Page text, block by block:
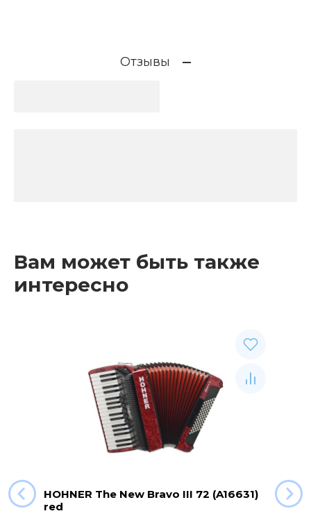
Отзывы
Вам может быть также
интересно
HOHNER The New Bravo III 72 (A16631)
red